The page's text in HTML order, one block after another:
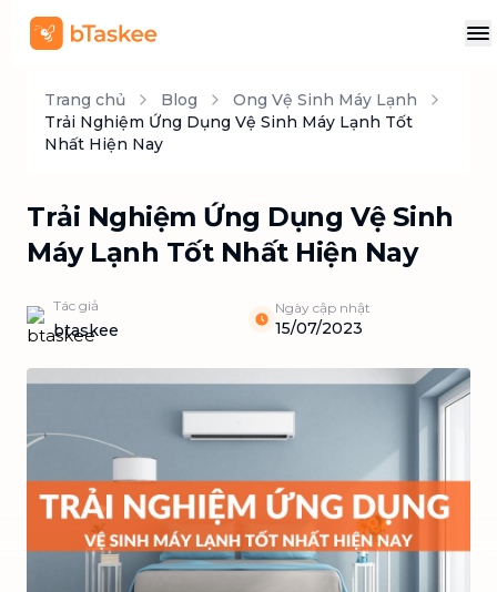
Trang chủ Blog
Ong Vệ Sinh Máy Lạnh
Trải Nghiệm Ứng Dụng Vệ Sinh Máy Lạnh Tốt
Nhất Hiện Nay
Trải Nghiệm Ứng Dụng Vệ Sinh
Máy Lạnh Tốt Nhất Hiện Nay
Tác giả
btaskee
Ngày cập nhật
15/07/2023